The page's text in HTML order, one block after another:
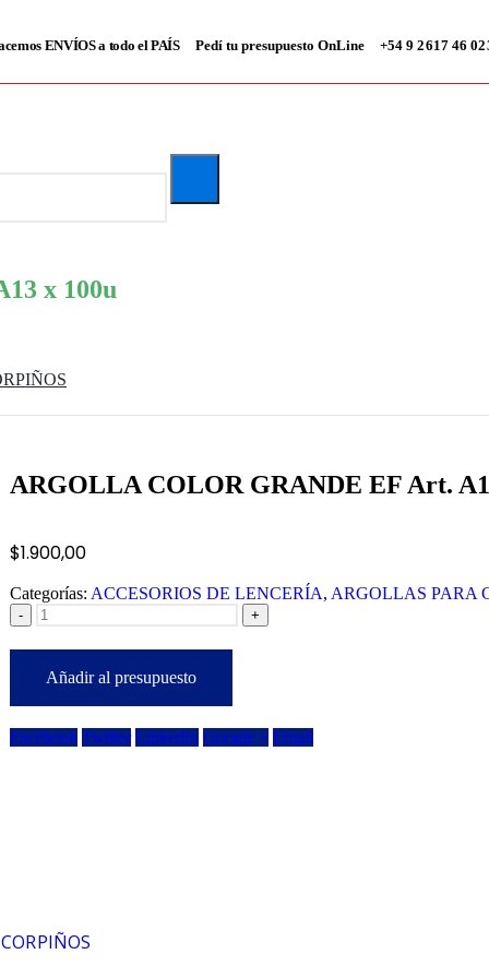
ENVÍOS a todo el PAÍS Pedí tu presupuesto OnLine +54 9 2617 46
x 100u
ARGOLLA COLOR GRANDE EF Art.
$1.900,00
Categorías: ACCESORIOS DE LENCERÍA, ARGOLLAS PARA
- +
Añadir al presupuesto
Facebook Twitter LinkedIn Google + Email